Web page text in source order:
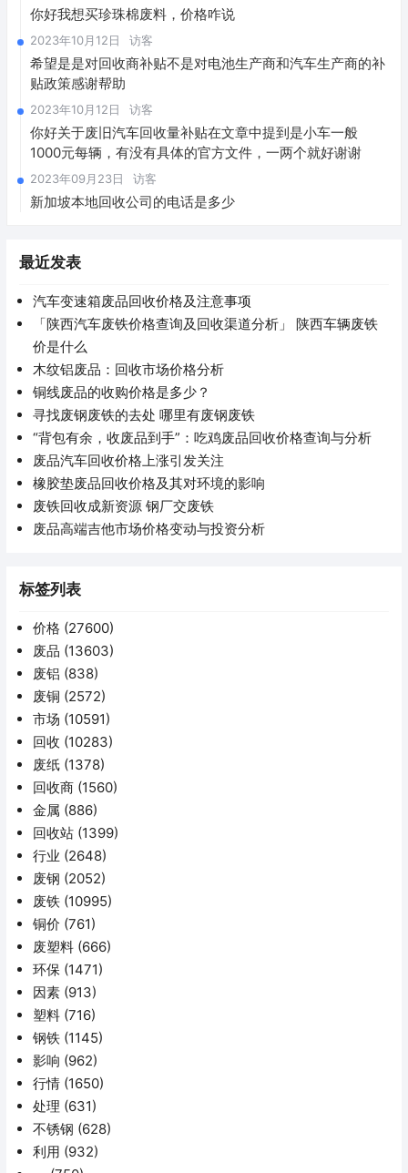
你好我想买珍珠棉废料，价格咋说
2023年10月12日 访客
希望是是对回收商补贴不是对电池生产商和汽车生产商的补
贴政策感谢帮助
2023年10月12日 访客
你好关于废旧汽车回收量补贴在文章中提到是小车一般
1000元每辆，有没有具体的官方文件，一两个就好谢谢
2023年09月23日 访客
新加坡本地回收公司的电话是多少
最近发表
汽车变速箱废品回收价格及注意事项
「陕西汽车废铁价格查询及回收渠道分析」 陕西车辆废铁
价是什么
木纹铝废品：回收市场价格分析
铜线废品的收购价格是多少？
寻找废钢废铁的去处 哪里有废钢废铁
“背包有余，收废品到手”：吃鸡废品回收价格查询与分析
废品汽车回收价格上涨引发关注
橡胶垫废品回收价格及其对环境的影响
废铁回收成新资源 钢厂交废铁
废品高端吉他市场价格变动与投资分析
标签列表
价格 (27600)
废品 (13603)
废铝 (838)
废铜 (2572)
市场 (10591)
回收 (10283)
废纸 (1378)
回收商 (1560)
金属 (886)
回收站 (1399)
行业 (2648)
废钢 (2052)
废铁 (10995)
铜价 (761)
废塑料 (666)
环保 (1471)
因素 (913)
塑料 (716)
钢铁 (1145)
影响 (962)
行情 (1650)
处理 (631)
不锈钢 (628)
利用 (932)